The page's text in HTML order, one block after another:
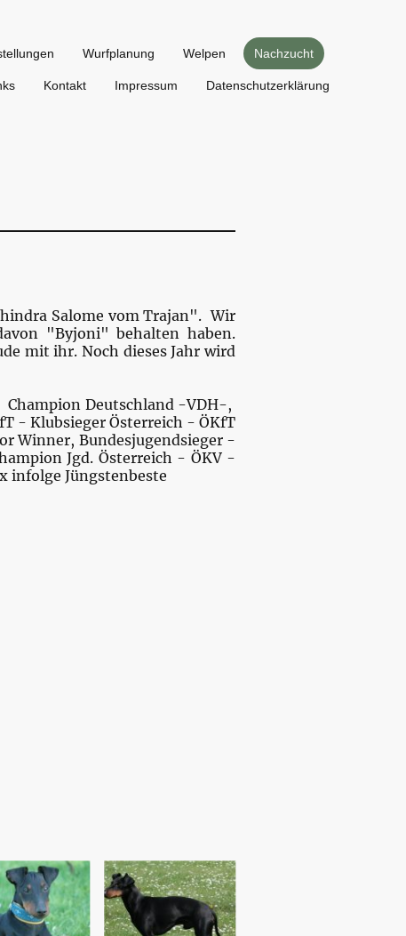
Wurfplanung Welpen Nachzucht
Kontakt Impressum Datenschutzerklärung
Salome vom Trajan". Wir
"Byjoni" behalten haben.
mit ihr. Noch dieses Jahr wird
Deutschland -VDH-,
- Klubsieger Österreich - ÖKfT
Winner, Bundesjugendsieger -
Jgd. Österreich - ÖKV -
infolge Jüngstenbeste